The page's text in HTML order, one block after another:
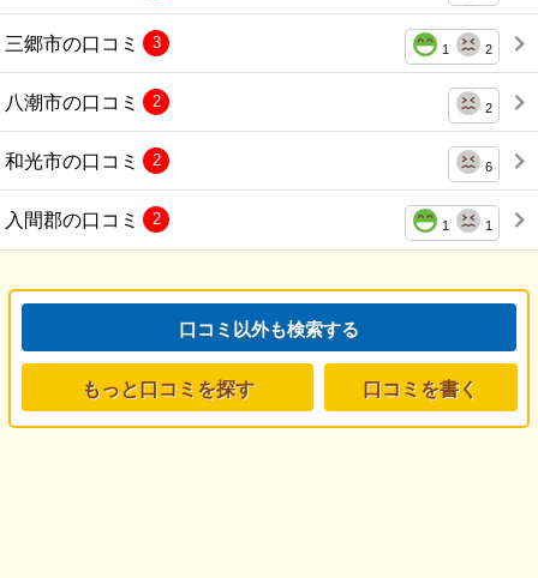
三郷市の口コミ 1 2
3
八潮市の口コミ 2
2
和光市の口コミ 6
2
入間郡の口コミ 1 1
2
口コミ以外も検索する
もっと口コミを探す 口コミを書く